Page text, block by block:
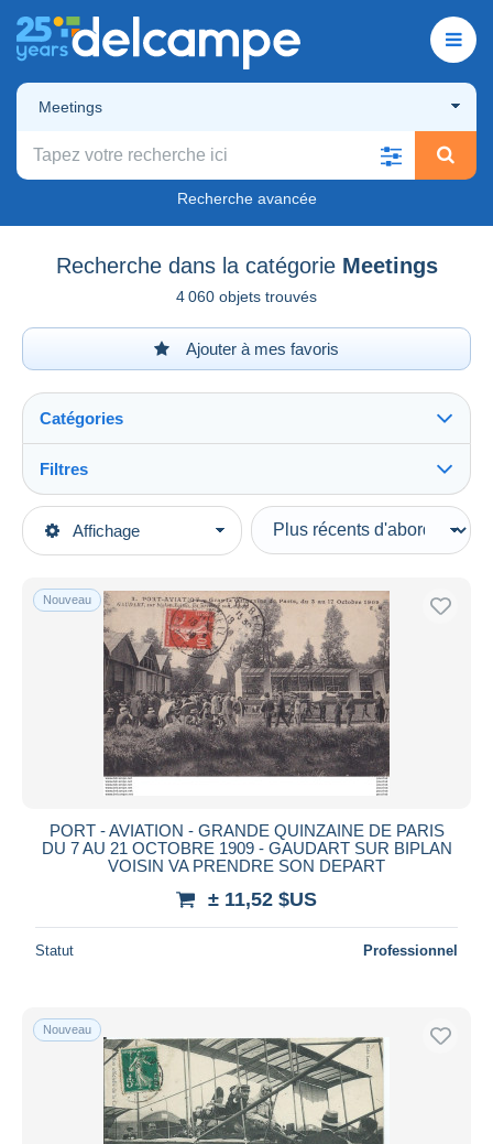
Meetings
Recherche avancée
Recherche dans la catégorie Meetings
4 060 objets trouvés
Ajouter à mes favoris
Affichage
Catégories
Catégories principales
Thèmes
Transports
Aviation
Meetings
Filtres
Types de vente
En cours
Prix fixes
Enchères avec offres
Enchères sans offres
Maisons de vente
Vendus
Toutes les durées
depuis
jours
Fermant
Prix
Livraison gratuite
Méthodes de paiement
PayPal
Virement bancaire
Nouveau
PORT - AVIATION - GRANDE QUINZAINE DE PARIS
DU 7 AU 21 OCTOBRE 1909 - GAUDART SUR BIPLAN
VOISIN VA PRENDRE SON DEPART
± 11,52 $US
Statut Professionnel
Nouveau